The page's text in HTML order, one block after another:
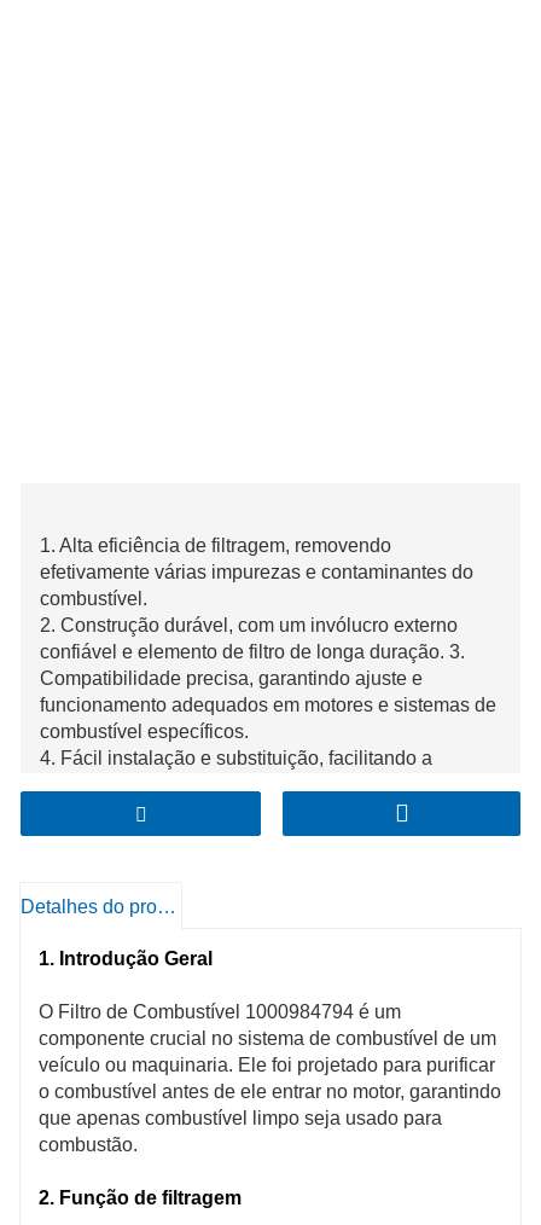
1. Alta eficiência de filtragem, removendo
efetivamente várias impurezas e contaminantes do
combustível.
2. Construção durável, com um invólucro externo
confiável e elemento de filtro de longa duração. 3.
Compatibilidade precisa, garantindo ajuste e
funcionamento adequados em motores e sistemas de
combustível específicos.
4. Fácil instalação e substituição, facilitando a
inatividade.
Detalhes do produto
1. Introdução Geral
O Filtro de Combustível 1000984794 é um
componente crucial no sistema de combustível de um
veículo ou maquinaria. Ele foi projetado para purificar
o combustível antes de ele entrar no motor, garantindo
que apenas combustível limpo seja usado para
combustão.
2. Função de filtragem